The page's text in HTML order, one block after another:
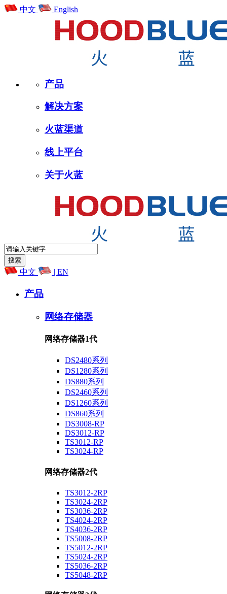
中文 English
产品
解决方案
火蓝渠道
线上平台
关于火蓝
中文 | EN
产品
网络存储器
网络存储器1代
DS2480系列
DS1280系列
DS880系列
DS2460系列
DS1260系列
DS860系列
DS3008-RP
DS3012-RP
TS3012-RP
TS3024-RP
网络存储器2代
TS3012-2RP
TS3024-2RP
TS3036-2RP
TS4024-2RP
TS4036-2RP
TS5008-2RP
TS5012-2RP
TS5024-2RP
TS5036-2RP
TS5048-2RP